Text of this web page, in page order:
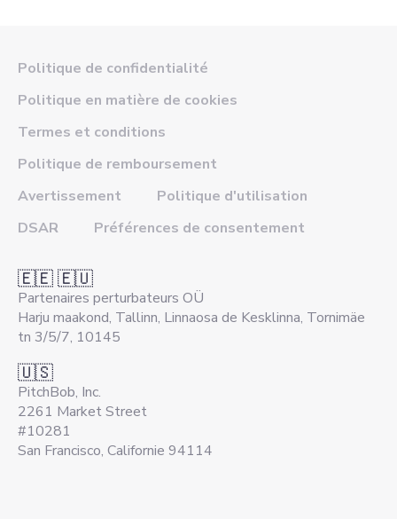
Politique de confidentialité
Politique en matière de cookies
Termes et conditions
Politique de remboursement
Avertissement
Politique d'utilisation
DSAR
Préférences de consentement
🇪🇪 🇪🇺
Partenaires perturbateurs OÜ
Harju maakond, Tallinn, Linnaosa de Kesklinna, Tornimäe
tn 3/5/7, 10145
🇺🇸
PitchBob, Inc.
2261 Market Street
#10281
San Francisco, Californie 94114